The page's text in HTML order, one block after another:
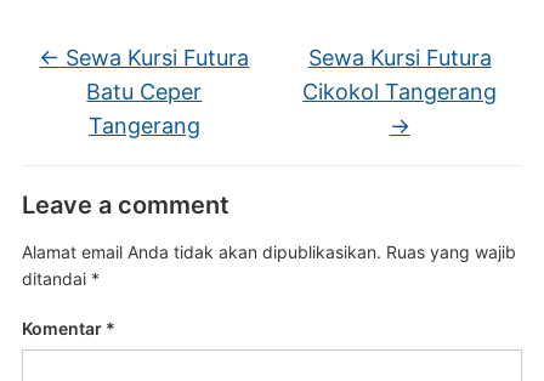
← Sewa Kursi Futura
Batu Ceper
Tangerang
Sewa Kursi Futura
Cikokol Tangerang
→
Leave a comment
Alamat email Anda tidak akan dipublikasikan. Ruas yang wajib
ditandai *
Komentar *